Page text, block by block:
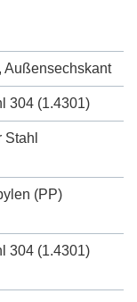
, Außensechskant
304 (1.4301)
Stahl
(PP)
304 (1.4301)